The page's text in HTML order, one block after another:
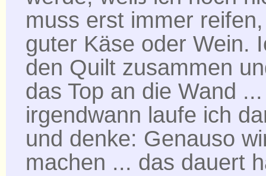
muss erst immer
guter Käse oder Wein.
den Quilt zusammen
das Top an die Wand ...
irgendwann laufe ich
und denke: Genauso
machen ... das dauert